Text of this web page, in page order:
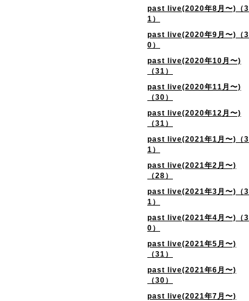
past live(2020年8月〜)（3
1）
past live(2020年9月〜)（3
0）
past live(2020年10月〜)
（31）
past live(2020年11月〜)
（30）
past live(2020年12月〜)
（31）
past live(2021年1月〜)（3
1）
past live(2021年2月〜)
（28）
past live(2021年3月〜)（3
1）
past live(2021年4月〜)（3
0）
past live(2021年5月〜)
（31）
past live(2021年6月〜)
（30）
past live(2021年7月〜)